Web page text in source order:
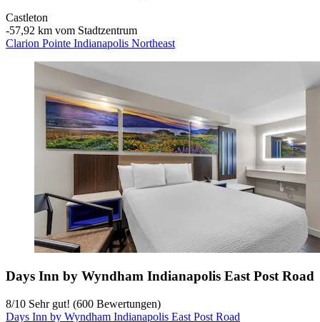
Castleton
‐57,92 km vom Stadtzentrum
Clarion Pointe Indianapolis Northeast
Days Inn by Wyndham Indianapolis East Post Road
8/10 Sehr gut! (600 Bewertungen)
Days Inn by Wyndham Indianapolis East Post Road